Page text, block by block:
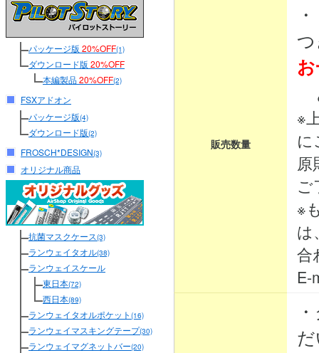
パッケージ版 20%OFF(1)
ダウンロード版 20%OFF
本編製品20%OFF(2)
FSXアドオン
パッケージ版(4)
ダウンロード版(2)
FROSCH*DESIGN(3)
オリジナル商品
抗菌マスクケース(3)
ランウェイタオル(38)
ランウェイスケール
東日本(72)
西日本(89)
ランウェイタオルポケット (16)
ランウェイマスキングテープ(30)
ランウェイマグネットバー(20)
販売数量
※
に
原
ご
※
は
合
E-